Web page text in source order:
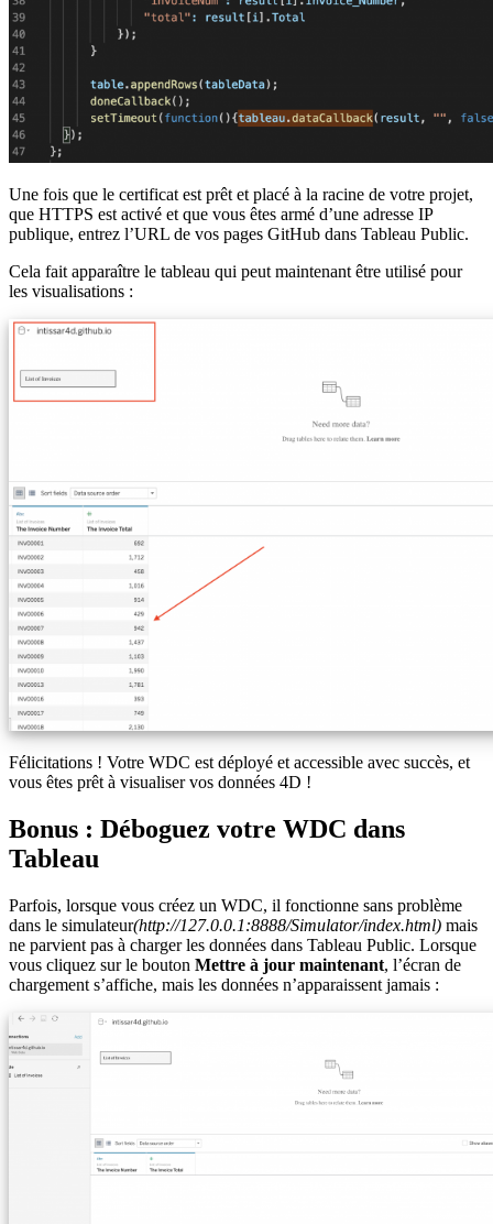
Une fois que le certificat est prêt et placé à la racine de votre projet,
que HTTPS est activé et que vous êtes armé d’une adresse IP
publique, entrez l’URL de vos pages GitHub dans Tableau Public.
Cela fait apparaître le tableau qui peut maintenant être utilisé pour
les visualisations :
Félicitations ! Votre WDC est déployé et accessible avec succès, et
vous êtes prêt à visualiser vos données 4D !
Bonus : Déboguez votre WDC dans
Tableau
Parfois, lorsque vous créez un WDC, il fonctionne sans problème
dans le simulateur(http://127.0.0.1:8888/Simulator/index.html) mais
ne parvient pas à charger les données dans Tableau Public. Lorsque
vous cliquez sur le bouton Mettre à jour maintenant, l’écran de
chargement s’affiche, mais les données n’apparaissent jamais :